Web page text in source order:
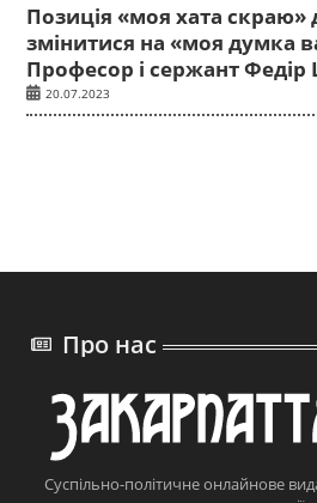
Позиція «моя хата
змінитися на «моя думка
Професор і сержант
20.07.2023
Про нас
Суспільно-політичне онлайнове